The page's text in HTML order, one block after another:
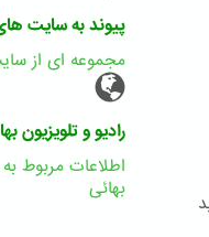
پیوند به سایت
مجموعه ای از
رادیو و تلویزیون
اطلاعات مربوط
بهائی